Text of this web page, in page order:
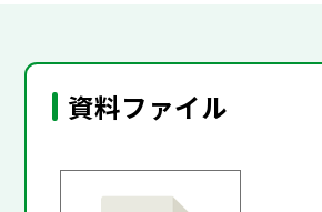
資料ファイル